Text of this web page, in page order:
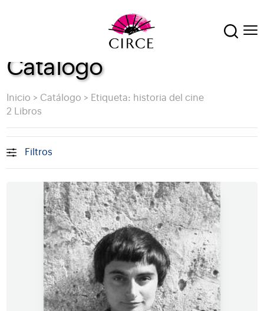
Catálogo
Inicio > Catálogo > Etiqueta: historia del cine
2 Libros
Filtros